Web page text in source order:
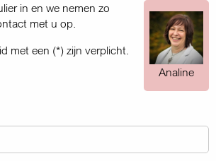
in en we nemen zo
met u op.
met een (*) zijn verplicht.
Analine